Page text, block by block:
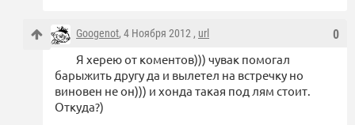
0
Googenot, 4 Ноября 2012 , url
Я херею от коментов))) чувак помогал
барыжить другу да и вылетел на встречку но
виновен не он))) и хонда такая под лям стоит.
Откуда?)